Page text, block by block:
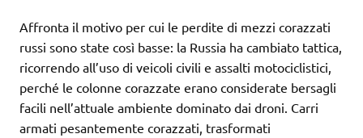
Affronta il motivo per cui le perdite di mezzi corazzati
russi sono state così basse: la Russia ha cambiato tattica,
ricorrendo all’uso di veicoli civili e assalti motociclistici,
perché le colonne corazzate erano considerate bersagli
facili nell’attuale ambiente dominato dai droni. Carri
armati pesantemente corazzati, trasformati